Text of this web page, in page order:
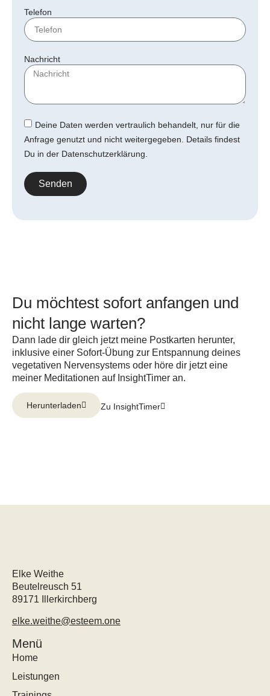
Telefon
Nachricht
Deine Daten werden vertraulich behandelt, nur für die
Anfrage genutzt und nicht weitergegeben. Details findest
Du in der Datenschutzerklärung.
Senden
Du möchtest sofort anfangen und
nicht lange warten?
Dann lade dir gleich jetzt meine Postkarten herunter,
inklusive einer Sofort-Übung zur Entspannung deines
vegetativen Nervensystems oder höre dir jetzt eine
meiner Meditationen auf InsightTimer an.
Herunterladen Zu InsightTimer
Elke Weithe
Beutelreusch 51
89171 Illerkirchberg
elke.weithe@esteem.one
Menü
Home
Leistungen